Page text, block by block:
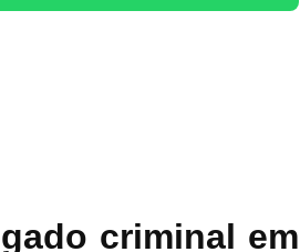
criminal em